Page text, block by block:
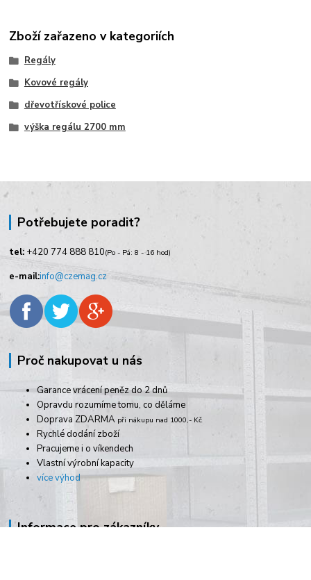
Zboží zařazeno v kategoriích
Regály
Kovové regály
dřevotřískové police
výška regálu 2700 mm
Potřebujete poradit?
tel: +420 774 888 810(Po - Pá: 8 - 16 hod)
e-mail:info@czemag.cz
Proč nakupovat u nás
Garance vrácení peněz do 2 dnů
Opravdu rozumíme tomu, co děláme
Doprava ZDARMA při nákupu nad 1000,- Kč
Rychlé dodání zboží
Pracujeme i o víkendech
Vlastní výrobní kapacity
více výhod
Informace pro zákazníky